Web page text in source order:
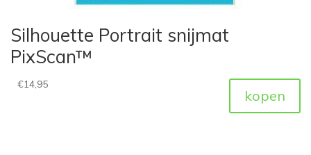
Silhouette Portrait snijmat
PixScan™
€14,95
kopen